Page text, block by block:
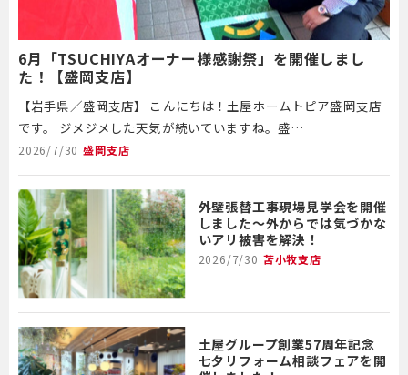
6月「TSUCHIYAオーナー様感謝祭」を開催しまし
た！【盛岡支店】
【岩手県／盛岡支店】 こんにちは！土屋ホームトピア盛岡支店
です。 ジメジメした天気が続いていますね。盛…
2026/7/30 盛岡支店
外壁張替工事現場見学会を開催
しました～外からでは気づかな
いアリ被害を解決！
2026/7/30 苫小牧支店
土屋グループ創業57周年記念
七夕リフォーム相談フェアを開